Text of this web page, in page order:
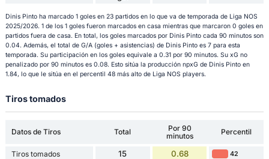
Dinis Pinto ha marcado 1 goles en 23 partidos en lo que va de temporada de Liga NOS
2025/2026. 1 de los 1 goles fueron marcados en casa mientras que marcaron 0 goles en
partidos fuera de casa. En total, los goles marcados por Dinis Pinto cada 90 minutos son
0.04. Además, el total de G/A (goles + asistencias) de Dinis Pinto es 7 para esta
temporada. Su participación en los goles equivale a 0.31 por 90 minutos. Su xG no
penalizado por 90 minutos es 0.08. Esto sitúa la producción npxG de Dinis Pinto en
1.84, lo que le sitúa en el percentil 48 más alto de Liga NOS players.
Tiros tomados
Datos de Tiros Total
Por 90
minutos
Percentil
Tiros tomados 15 0.68 42